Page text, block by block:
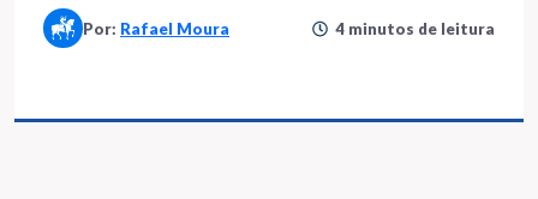
Por: Rafael Moura 4 minutos de leitura